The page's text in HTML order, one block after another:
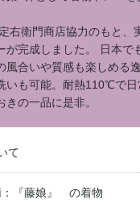
右衛門商店協力のもと
が完成しました。 日本
合いや質感も楽しめる逸
いも可能。耐熱110℃で日
の一品に是非。
て
『藤娘』 の着物